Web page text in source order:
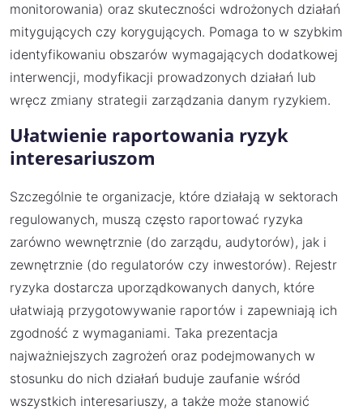
monitorowania) oraz skuteczności wdrożonych działań
mitygujących czy korygujących. Pomaga to w szybkim
identyfikowaniu obszarów wymagających dodatkowej
interwencji, modyfikacji prowadzonych działań lub
wręcz zmiany strategii zarządzania danym ryzykiem.
Ułatwienie raportowania ryzyk
interesariuszom
Szczególnie te organizacje, które działają w sektorach
regulowanych, muszą często raportować ryzyka
zarówno wewnętrznie (do zarządu, audytorów), jak i
zewnętrznie (do regulatorów czy inwestorów). Rejestr
ryzyka dostarcza uporządkowanych danych, które
ułatwiają przygotowywanie raportów i zapewniają ich
zgodność z wymaganiami. Taka prezentacja
najważniejszych zagrożeń oraz podejmowanych w
stosunku do nich działań buduje zaufanie wśród
wszystkich interesariuszy, a także może stanowić